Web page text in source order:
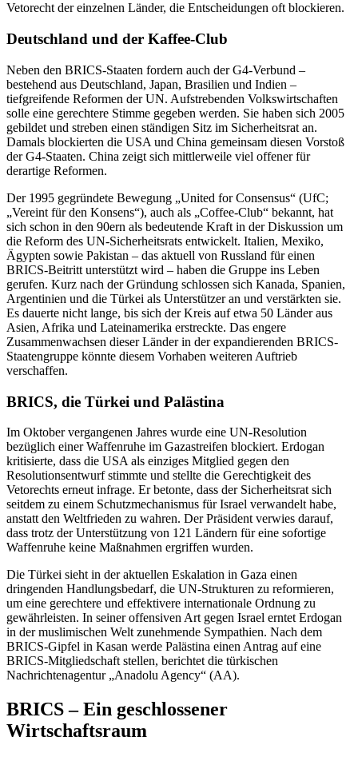
Vetorecht der einzelnen Länder, die Entscheidungen oft blockieren.
Deutschland und der Kaffee-Club
Neben den BRICS-Staaten fordern auch der G4-Verbund –
bestehend aus Deutschland, Japan, Brasilien und Indien –
tiefgreifende Reformen der UN. Aufstrebenden Volkswirtschaften
solle eine gerechtere Stimme gegeben werden. Sie haben sich 2005
gebildet und streben einen ständigen Sitz im Sicherheitsrat an.
Damals blockierten die USA und China gemeinsam diesen Vorstoß
der G4-Staaten. China zeigt sich mittlerweile viel offener für
derartige Reformen.
Der 1995 gegründete Bewegung „United for Consensus“ (UfC;
„Vereint für den Konsens“), auch als „Coffee-Club“ bekannt, hat
sich schon in den 90ern als bedeutende Kraft in der Diskussion um
die Reform des UN-Sicherheitsrats entwickelt. Italien, Mexiko,
Ägypten sowie Pakistan – das aktuell von Russland für einen
BRICS-Beitritt unterstützt wird – haben die Gruppe ins Leben
gerufen. Kurz nach der Gründung schlossen sich Kanada, Spanien,
Argentinien und die Türkei als Unterstützer an und verstärkten sie.
Es dauerte nicht lange, bis sich der Kreis auf etwa 50 Länder aus
Asien, Afrika und Lateinamerika erstreckte. Das engere
Zusammenwachsen dieser Länder in der expandierenden BRICS-
Staatengruppe könnte diesem Vorhaben weiteren Auftrieb
verschaffen.
BRICS, die Türkei und Palästina
Im Oktober vergangenen Jahres wurde eine UN-Resolution
bezüglich einer Waffenruhe im Gazastreifen blockiert. Erdogan
kritisierte, dass die USA als einziges Mitglied gegen den
Resolutionsentwurf stimmte und stellte die Gerechtigkeit des
Vetorechts erneut infrage. Er betonte, dass der Sicherheitsrat sich
seitdem zu einem Schutzmechanismus für Israel verwandelt habe,
anstatt den Weltfrieden zu wahren. Der Präsident verwies darauf,
dass trotz der Unterstützung von 121 Ländern für eine sofortige
Waffenruhe keine Maßnahmen ergriffen wurden.
Die Türkei sieht in der aktuellen Eskalation in Gaza einen
dringenden Handlungsbedarf, die UN-Strukturen zu reformieren,
um eine gerechtere und effektivere internationale Ordnung zu
gewährleisten. In seiner offensiven Art gegen Israel erntet Erdogan
in der muslimischen Welt zunehmende Sympathien. Nach dem
BRICS-Gipfel in Kasan werde Palästina einen Antrag auf eine
BRICS-Mitgliedschaft stellen, berichtet die türkischen
Nachrichtenagentur „Anadolu Agency“ (AA).
BRICS – Ein geschlossener
Wirtschaftsraum